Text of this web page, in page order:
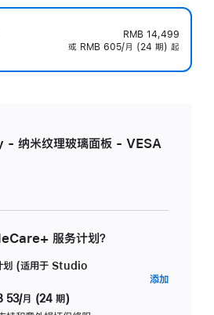
RMB 14,499
或 RMB 605/月 (24 期) 起
纳米纹理玻璃面板 - VESA
服务计划？
(适用于 Studio
53/月 (24 期)
添加